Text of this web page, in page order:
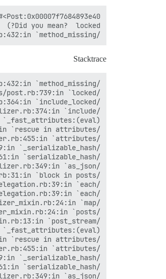
/var/www/discourse/vendor/bundle/ruby/2.4.0/gems/activemodel-5.1.4/lib/active_model/attribute_methods.rb:432:in `method_missing'
Stacktrace